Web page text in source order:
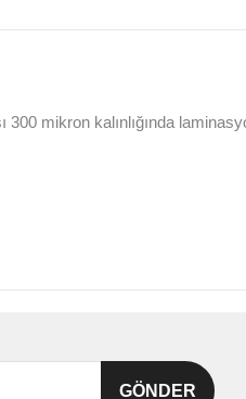
mikron kalınlığında